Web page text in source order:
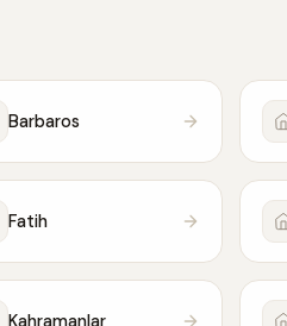
Barbaros
Fatih
Kahramanlar